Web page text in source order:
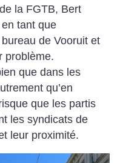
la FGTB, Bert
tant que
de Vooruit et
problème.
que dans les
qu’en
que les partis
les syndicats de
leur proximité.